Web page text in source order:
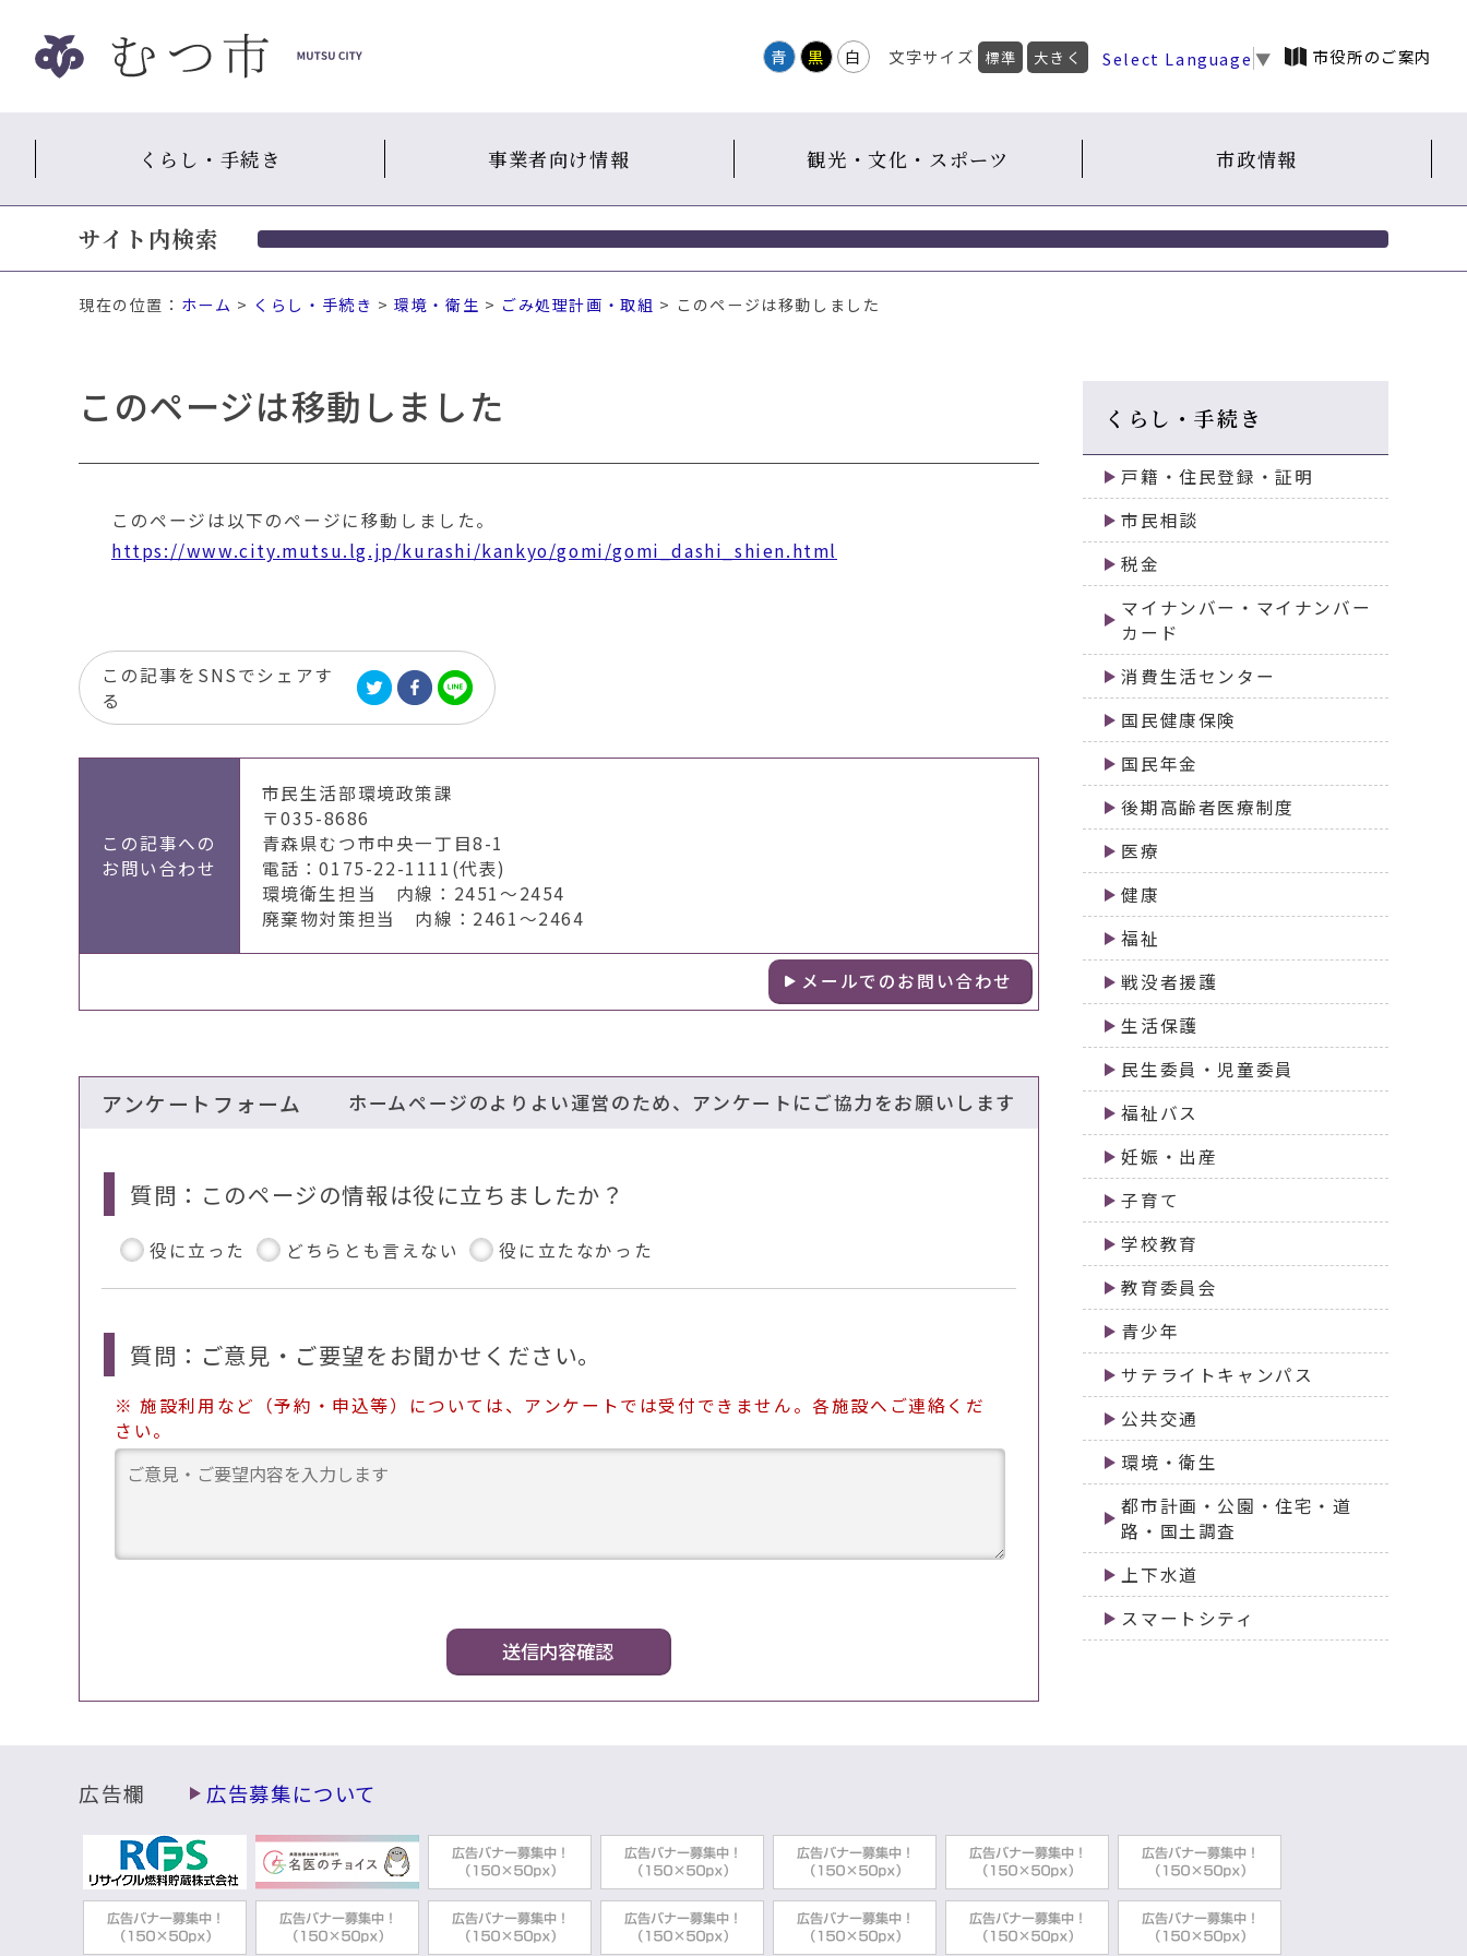
ッ
青 黒 白 文字サイズ 標準 大きく Select Language ▼ 市役所のご案内
くらし・手続き 事業者向け情報 観光・文化・スポーツ 市政情報
サイト内検索
現在の位置： ホーム > くらし・手続き >環境・衛生 > ごみ処理計画・取組 > このページは移動しました
このページは移動しました
このページは以下のページに移動しました。
https://www.city.mutsu.lg.jp/kurashi/kankyo/gomi/gomi_dashi_shien.html
この記事をSNSでシェアす
る
この記事への
お問い合わせ
市民生活部環境政策課
〒035-8686
青森県むつ市中央一丁目8-1
電話：0175-22-1111(代表)
環境衛生担当 内線：2451～2454
廃棄物対策担当 内線：2461～2464
メールでのお問い合わせ
アンケートフォーム ホームページのよりよい運営のため、アンケートにご協力をお願いします
質問：このページの情報は役に立ちましたか？
役に立った どちらとも言えない 役に立たなかった
質問：ご意見・ご要望をお聞かせください。
※ 施設利用など（予約・申込等）については、アンケートでは受付できません。各施設へご連絡くだ
さい。
くらし・手続き
戸籍・住民登録・証明
市民相談
税金
マイナンバー・マイナンバー
カード
消費生活センター
国民健康保険
国民年金
後期高齢者医療制度
医療
健康
福祉
戦没者援護
生活保護
民生委員・児童委員
福祉バス
妊娠・出産
子育て
学校教育
教育委員会
青少年
サテライトキャンパス
公共交通
環境・衛生
都市計画・公園・住宅・道
路・国土調査
上下水道
スマートシティ
広告欄 広告募集について